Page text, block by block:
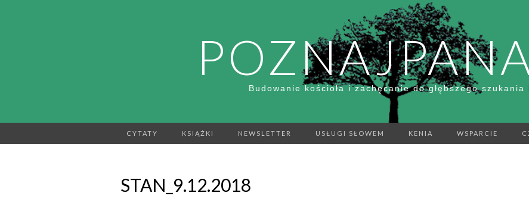
Budowanie kościoła i zachęcanie do głębszego szukania
CYTATY KSIĄŻKI NEWSLETTER USŁUGI SŁOWEM KENIA WSPARCIE
STAN_9.12.2018